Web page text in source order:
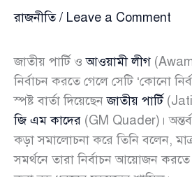
রাজনীতি/ Leave a Comment
জাতীয় পার্টি ওআওয়ামী লীগ
নির্বাচন করতে গেলে সেটি ‘কোনো
স্পষ্ট বার্তা দিয়েছেনজাতীয় পার্টি
জি এম কাদের (GM Quader)।
কড়া সমালোচনা করে তিনি বলেন,
সমর্থনে তারা নির্বাচন আয়োজন করতে